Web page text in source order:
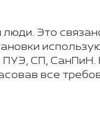
Это
СП, СанПиН.
все